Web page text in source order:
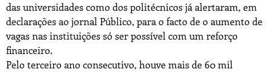
das universidades como dos politécnicos já alertaram, em
declarações ao jornal Público, para o facto de o aumento de
vagas nas instituições só ser possível com um reforço
financeiro.
Pelo terceiro ano consecutivo, houve mais de 60 mil